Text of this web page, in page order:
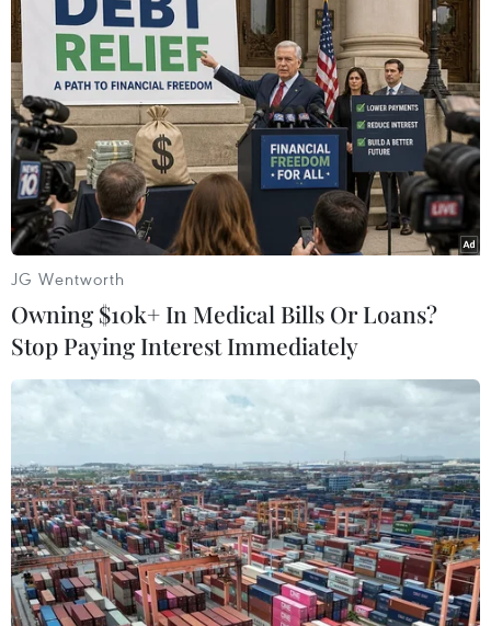
ngoài liên quan đến IS
12/11/2017 12:52
Theo cảnh sát địa phương, các nghi can trên đang lên
kế hoạch thực hiện các vụ tấn công, và trước đó từng
tham gia chiến đấu trong hàng ngũ của IS.
Thổ Nhĩ Kỳ siết chặt an ninh, bắt 10 đối
tượng tình nghi thuộc IS
JG Wentworth
Owning $10k+ In Medical Bills Or Loans?
Stop Paying Interest Immediately